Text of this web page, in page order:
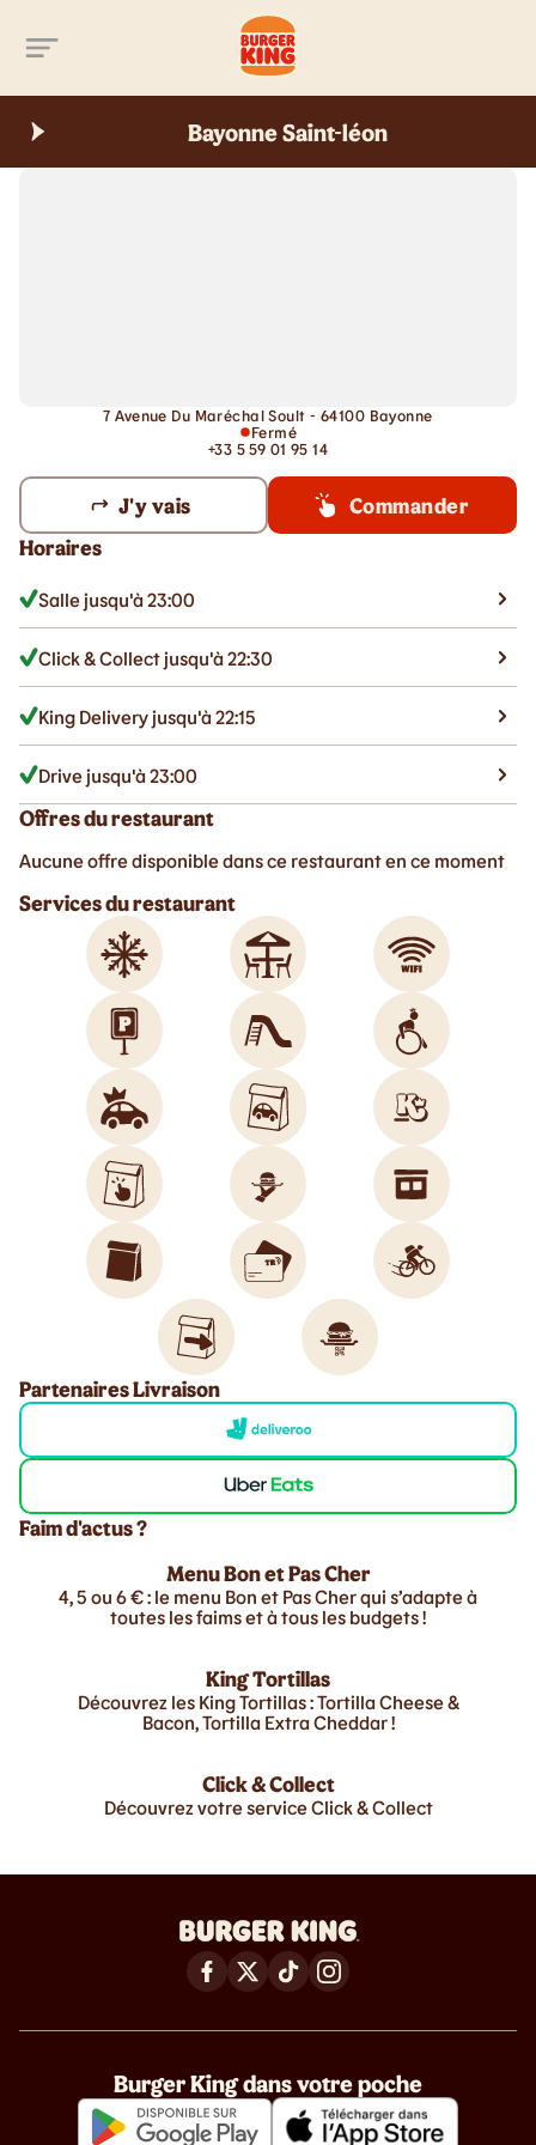
Bayonne Saint-léon
7 Avenue Du Maréchal Soult - 64100 Bayonne
Fermé
+33 5 59 01 95 14
J'y vais
Commander
Horaires
Salle jusqu'à 23:00
Click & Collect jusqu'à 22:30
King Delivery jusqu'à 22:15
Drive jusqu'à 23:00
Offres du restaurant
Aucune offre disponible dans ce restaurant en ce moment
Services du restaurant
Partenaires Livraison
Faim d'actus ?
Menu Bon et Pas Cher
4, 5 ou 6 € : le menu Bon et Pas Cher qui s’adapte à
toutes les faims et à tous les budgets !
King Tortillas
Découvrez les King Tortillas : Tortilla Cheese &
Bacon, Tortilla Extra Cheddar !
Click & Collect
Découvrez votre service Click & Collect
Burger King dans votre poche